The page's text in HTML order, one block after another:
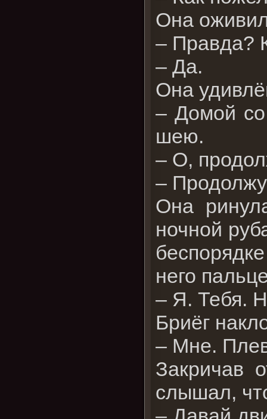
Она
– Правда?
– Да.
Она
– Домой
шею.
– О,
–
Она
ночной
него
– Я. Тебя.
Бриёг
– Мне.
Закричав
слышал,